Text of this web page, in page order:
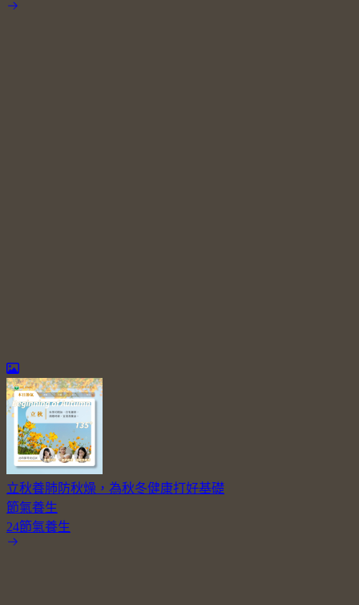
立秋養肺防秋燥，為秋冬健康打好基礎
節氣養生
24節氣養生